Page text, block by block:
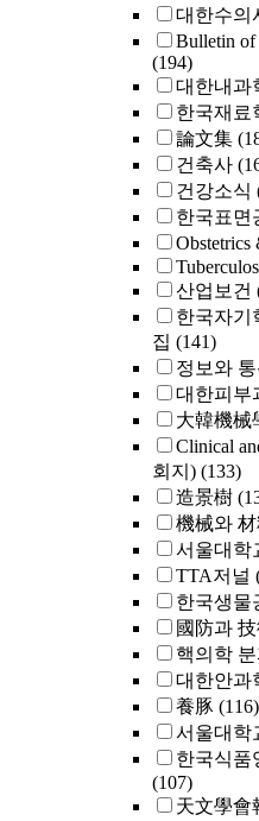
대한수의
Bulletin of
(194)
대한내과
한국재료
論文集
건축사
건강소식
한국표면
Obstetrics
산업보건
한국자기
집 (141)
정보와 통
대한피부
大韓機械
Clinical
회지) (133)
造景樹
機械와
서울대학
TTA저널
한국생물
國防과
핵의학
대한안과
養豚 (116)
서울대학
한국식품
(107)
天文學會